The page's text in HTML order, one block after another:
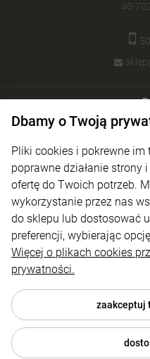
40-
Dbamy o Twoją
Pliki cookies i pokrewne
poprawne działanie
ofertę do Twoich potrzeb.
wykorzystanie przez nas
do sklepu lub dostosować
preferencji, wybierając
Więcej o plikach cookies
prywatności.
zaakceptuj